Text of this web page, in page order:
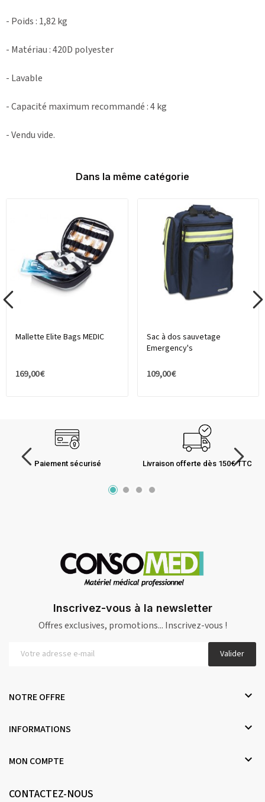
- Poids : 1,82 kg
- Matériau : 420D polyester
- Lavable
- Capacité maximum recommandé : 4 kg
- Vendu vide.
Dans la même catégorie
Mallette Elite Bags MEDIC
169,00 €
Sac à dos sauvetage
Emergency's
109,00 €
Paiement sécurisé Livraison offerte dès 150€ TTC
Inscrivez-vous à la newsletter
Offres exclusives, promotions... Inscrivez-vous !
Valider
NOTRE OFFRE 
INFORMATIONS 
MON COMPTE 
CONTACTEZ-NOUS